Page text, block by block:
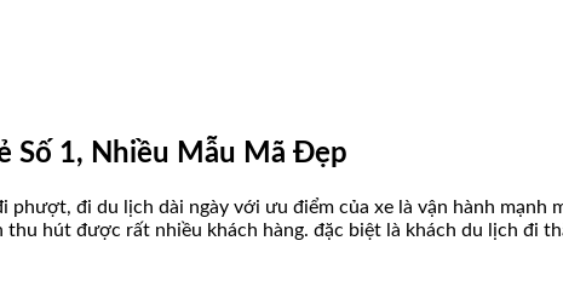
Số 1, Nhiều Mẫu Mã Đẹp
đi du lịch dài ngày với ưu điểm của xe là vận hành mạnh
hút được rất nhiều khách hàng. đặc biệt là khách du lịch đi